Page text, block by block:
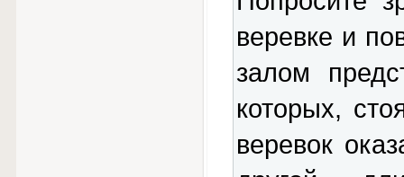
веревке и
залом
которых,
веревок